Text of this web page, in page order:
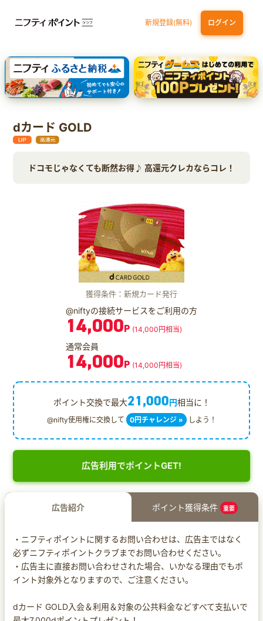
新規登録(無料) ログイン
dカード GOLD 三井住友カード ゴールド（NL）（家族カード発行）
【実質初月無料】DMM | Disney+(ディズニープラス) セットプラン
SBI証券 確定拠出年金（iDeCo）
dカード GOLD
ドコモじゃなくても断然お得♪ 高還元クレカならコレ！
獲得条件：新規カード発行
@niftyの接続サービスをご利用の方
14,000P (14,000円相当)
通常会員
14,000P (14,000円相当)
ポイント交換で最大21,000円相当に！
@nifty使用権に交換して 0円チャレンジ » しよう！
広告利用でポイントGET!
広告紹介 ポイント獲得条件 重要
・ニフティポイントに関するお問い合わせは、広告主ではなく
必ずニフティポイントクラブまでお問い合わせください。
・広告主に直接お問い合わせされた場合、いかなる理由でもポ
イント対象外となりますので、ご注意ください。
dカード GOLD入会＆利用＆対象の公共料金などすべて支払いで